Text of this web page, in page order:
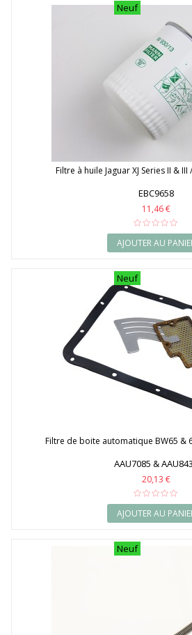
Neuf
Filtre à huile Jaguar XJ Series II & III
EBC9658
11,46 €
AJOUTER AU
Neuf
Filtre de boite automatique BW65 &
AAU7085 &
20,13 €
AJOUTER AU
Neuf